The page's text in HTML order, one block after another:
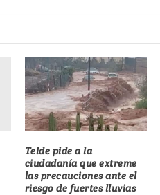
Telde pide a la
ciudadanía que extreme
las precauciones ante el
riesgo de fuertes lluvias